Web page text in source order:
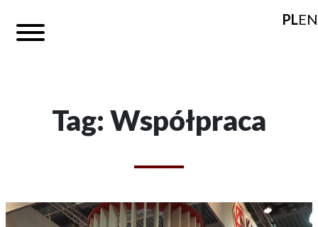
PLEN
Tag: Współpraca